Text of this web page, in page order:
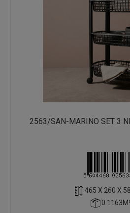
2563/SAN-MARINO SET 3
465 X 260 X